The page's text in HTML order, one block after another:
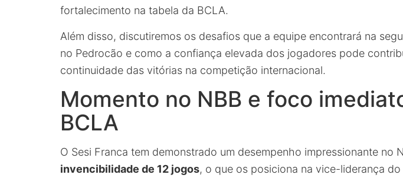
fortalecimento na tabela da BCLA.
Além disso, discutiremos os desafios que a equipe encontrará na
no Pedrocão e como a confiança elevada dos jogadores pode
continuidade das vitórias na competição internacional.
Momento no NBB e foco
BCLA
O Sesi Franca tem demonstrado um desempenho impressionante no
invencibilidade de 12 jogos, o que os posiciona na vice-liderança